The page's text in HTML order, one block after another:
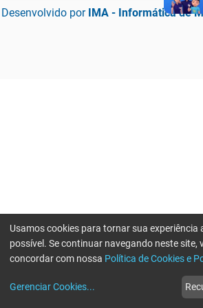
Desenvolvido por IMA - Informática de
Usamos cookies para tornar sua experiência
possível. Se continuar navegando neste site,
concordar com nossa Política de Cookies e
Gerenciar Cookies...
Erro ao enviar informações, por favor tente